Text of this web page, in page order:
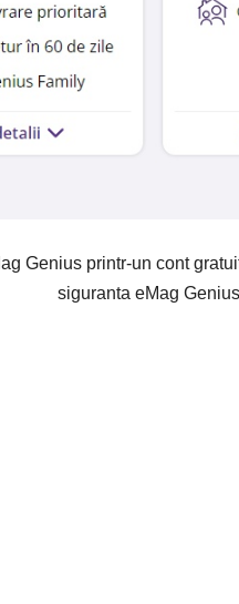
Genius printr-un cont
siguranta eMag